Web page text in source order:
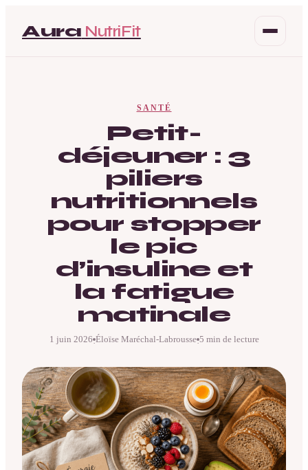
Aura NutriFit
Bien-être
SANTÉ
Petit-
déjeuner : 3
piliers
nutritionnels
pour stopper
le pic
d’insuline et
la fatigue
matinale
1 juin 2026·Éloïse Maréchal-Labrousse·5 min de lecture